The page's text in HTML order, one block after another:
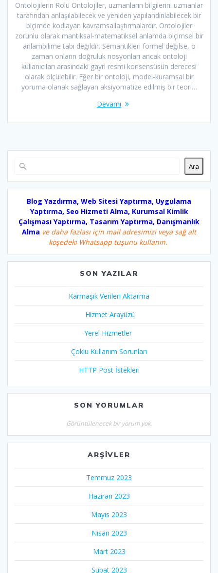
Ontolojilerin Rolü Ontolojiler, uzmanların bilgilerini uzmanlar
tarafından anlaşılabilecek ve yeniden yapılandırılabilecek bir
biçimde kodlayan kavramsallaştırmalardır. Ontolojiler
zorunlu olarak mantıksal-matematiksel anlamda biçimsel bir
anlambilime tabi değildir. Semantikleri formel değilse, o
zaman onların doğruluk nosyonları ancak ontoloji
kullanıcıları arasındaki gayri resmi konsensüsün derecesi
olarak ölçülebilir. Eğer bir ontoloji, model-kuramsal bir
yoruma olanak sağlayan aksiyomatize edilmiş bir teori…
Devamı
Ara
Blog Yazdırma, Web Sitesi Yaptırma, Uygulama
Yaptırma, Seo Hizmeti Alma, Kurumsal Kimlik
Çalışması Yaptırma, Tasarım Yaptırma, Danışmanlık
Alma ve daha fazlası için mail adresimizi veya sağ alt
köşedeki Whatsapp tuşunu kullanın.
SON YAZILAR
Karmaşık Verileri Aktarma
Hizmet Arayüzü
Yerel Hizmetler
Çoklu Kullanım Sorunları
HTTP Post İstekleri
SON YORUMLAR
Görüntülenecek bir yorum yok.
ARŞIVLER
Temmuz 2023
Haziran 2023
Mayıs 2023
Nisan 2023
Mart 2023
Şubat 2023